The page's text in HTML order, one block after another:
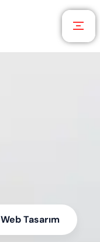
Web Tasarım